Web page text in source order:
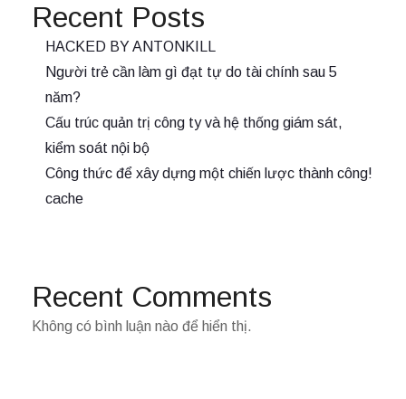
Recent Posts
HACKED BY ANTONKILL
Người trẻ cần làm gì đạt tự do tài chính sau 5
năm?
Cấu trúc quản trị công ty và hệ thống giám sát,
kiểm soát nội bộ
Công thức để xây dựng một chiến lược thành công!
cache
Recent Comments
Không có bình luận nào để hiển thị.